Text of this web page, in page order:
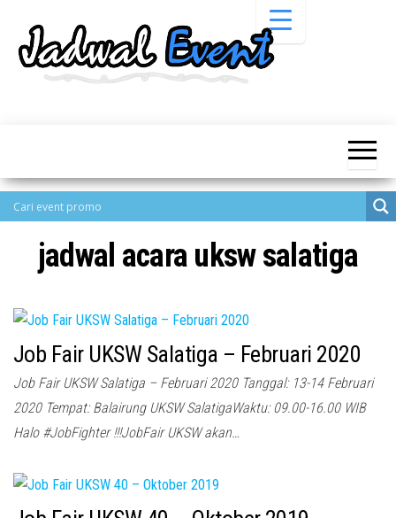
Pameran,
Terbaru
Pameran,
Seminar,
Bazaar,
Job Fair,
Lomba dll.
jadwal acara uksw salatiga
Job Fair UKSW Salatiga – Februari 2020
Job Fair UKSW Salatiga – Februari 2020 Tanggal: 13-14 Februari
2020 Tempat: Balairung UKSW SalatigaWaktu: 09.00-16.00 WIB
Halo #JobFighter !!!JobFair UKSW akan…